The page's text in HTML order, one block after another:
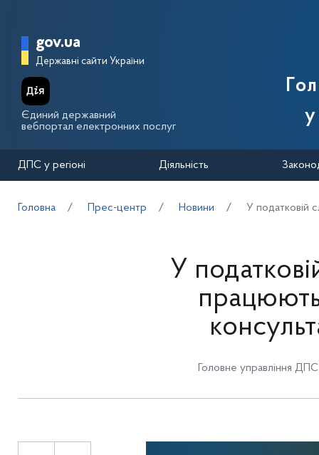
Головна сторінка Державної
gov.ua
Державні сайти України
Єдиний державний
вебпортал електронних послуг
ДПС у регіоні Діяльність
Головна Прес-центр Новини У податковій
У
працюють
Головне управління ДПС